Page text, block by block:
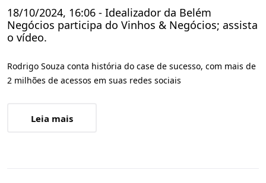
18/10/2024, 16:06 - Idealizador da Belém
Negócios participa do Vinhos & Negócios; assista
o vídeo.
Rodrigo Souza conta história do case de sucesso, com mais de
2 milhões de acessos em suas redes sociais
Leia mais